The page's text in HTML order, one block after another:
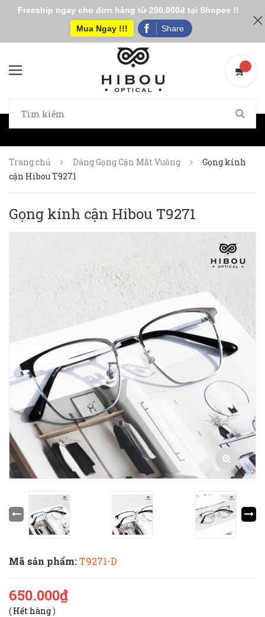
Trang chủ Dáng Gọng Cận Mắt Vuông
Gọng kính
cận Hibou T9271
Gọng kính cận Hibou T9271
Mã sản phẩm:T9271-D
650.000₫
( Hết hàng)
Freeship ngay cho đơn hàng từ 200.000đ tại Shopee !!
Mua Ngay !!!
Share